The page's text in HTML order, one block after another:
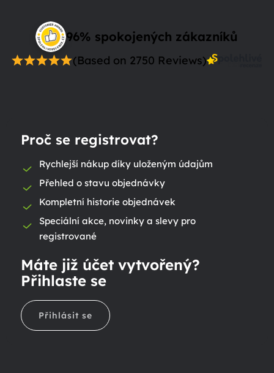
96% spokojených zákazníků
(Based on 2750 Reviews)
Proč se registrovat?
Rychlejší nákup díky uloženým údajům
Přehled o stavu objednávky
Kompletní historie objednávek
Speciální akce, novinky a slevy pro
registrované
Máte již účet vytvořený?
Přihlaste se
Přihlásit se